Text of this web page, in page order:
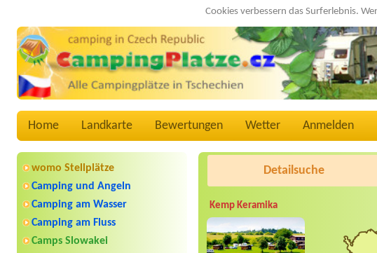
Cookies verbessern das Surferlebnis.
Home Landkarte Bewertungen Wetter Anmelden
womo Stellplätze
Camping und Angeln
Camping am Wasser
Camping am Fluss
Camps Slowakei
Detailsuche
Kemp Keramika